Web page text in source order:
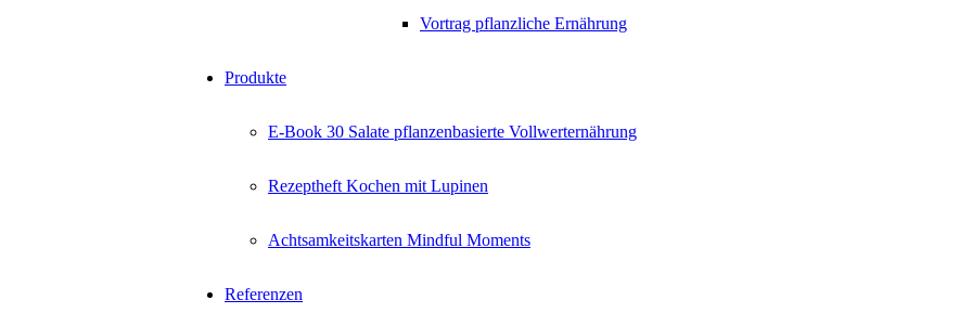
Vortrag pflanzliche Ernährung
Produkte
E-Book 30 Salate pflanzenbasierte Vollwerternährung
Rezeptheft Kochen mit Lupinen
Achtsamkeitskarten Mindful Moments
Referenzen